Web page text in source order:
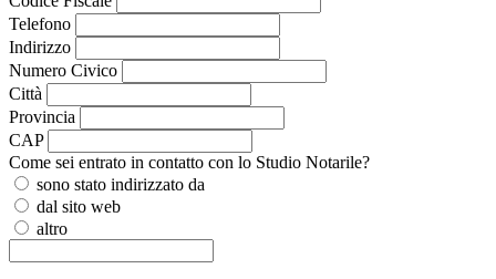
Telefono
Indirizzo
Numero Civico
Città
Provincia
CAP
Come sei entrato in contatto con lo Studio Notarile?
sono stato indirizzato da
dal sito web
altro